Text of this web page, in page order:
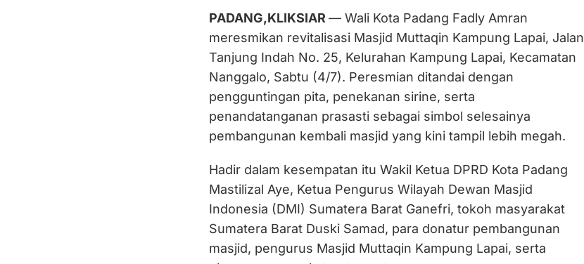
PADANG,KLIKSIAR— Wali Kota Padang Fadly Amran
meresmikan revitalisasi Masjid Muttaqin Kampung Lapai, Jalan
Tanjung Indah No. 25, Kelurahan Kampung Lapai, Kecamatan
Nanggalo, Sabtu (4/7). Peresmian ditandai dengan
pengguntingan pita, penekanan sirine, serta
penandatanganan prasasti sebagai simbol selesainya
pembangunan kembali masjid yang kini tampil lebih megah.
Hadir dalam kesempatan itu Wakil Ketua DPRD Kota Padang
Mastilizal Aye, Ketua Pengurus Wilayah Dewan Masjid
Indonesia (DMI) Sumatera Barat Ganefri, tokoh masyarakat
Sumatera Barat Duski Samad, para donatur pembangunan
masjid, pengurus Masjid Muttaqin Kampung Lapai, serta